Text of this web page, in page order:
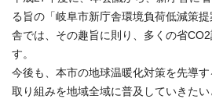
る旨の「岐阜市新庁舎環境負荷低減策
舎では、その趣旨に則り、多くの省
す。
今後も、本市の地球温暖化対策を先導
取り組みを地域全域に普及していきたい